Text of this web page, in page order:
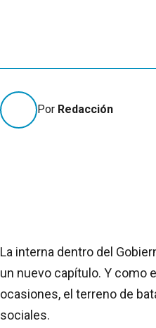
Por Redacción
La interna dentro del
un nuevo capítulo. Y como
ocasiones, el terreno de
sociales.